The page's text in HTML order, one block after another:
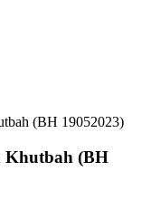
(BH 19052023)
Khutbah (BH